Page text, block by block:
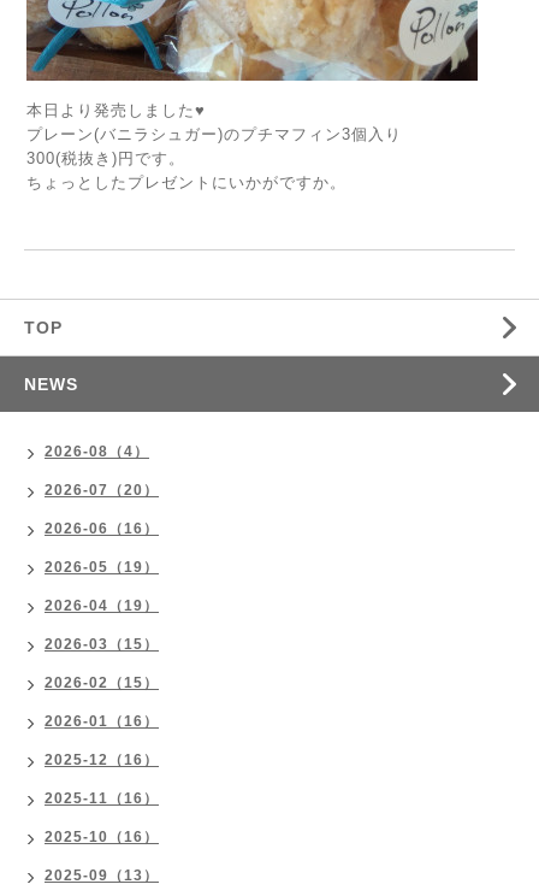
本日より発売しました♥️
プレーン(バニラシュガー)のプチマフィン3個入り
300(税抜き)円です。
ちょっとしたプレゼントにいかがですか。
TOP
NEWS
2026-08（4）
2026-07（20）
2026-06（16）
2026-05（19）
2026-04（19）
2026-03（15）
2026-02（15）
2026-01（16）
2025-12（16）
2025-11（16）
2025-10（16）
2025-09（13）